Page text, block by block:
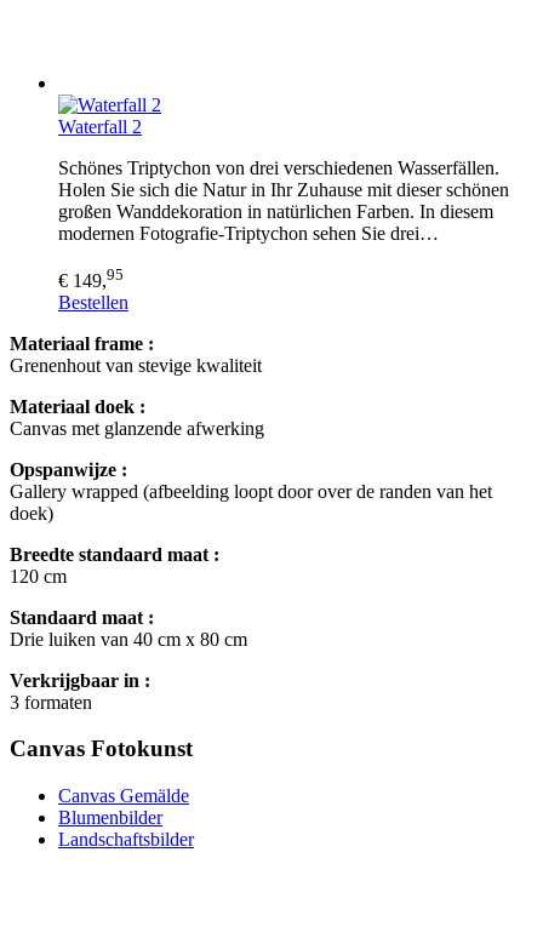
Waterfall 2
Schönes Triptychon von drei verschiedenen Wasserfällen.
Holen Sie sich die Natur in Ihr Zuhause mit dieser schönen
großen Wanddekoration in natürlichen Farben. In diesem
modernen Fotografie-Triptychon sehen Sie drei…
€ 149,95
Bestellen
Materiaal frame :
Grenenhout van stevige kwaliteit
Materiaal doek :
Canvas met glanzende afwerking
Opspanwijze :
Gallery wrapped (afbeelding loopt door over de randen van het
doek)
Breedte standaard maat :
120 cm
Standaard maat :
Drie luiken van 40 cm x 80 cm
Verkrijgbaar in :
3 formaten
Canvas Fotokunst
Canvas Gemälde
Blumenbilder
Landschaftsbilder